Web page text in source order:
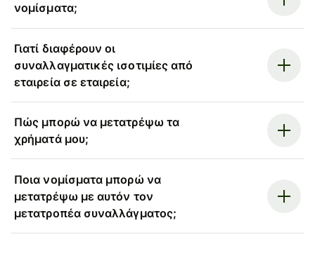
νομίσματα;
Γιατί διαφέρουν οι
συναλλαγματικές ισοτιμίες από
εταιρεία σε εταιρεία;
Πώς μπορώ να μετατρέψω τα
χρήματά μου;
Ποια νομίσματα μπορώ να
μετατρέψω με αυτόν τον
μετατροπέα συναλλάγματος;